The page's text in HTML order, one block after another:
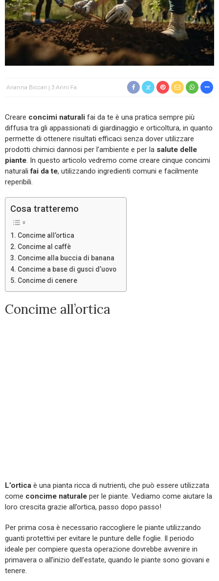
Arianna Biccari 3 Anni Fa
Creare concimi naturali fai da te è una pratica sempre più
diffusa tra gli appassionati di giardinaggio e orticoltura, in quanto
permette di ottenere risultati efficaci senza dover utilizzare
prodotti chimici dannosi per l’ambiente e per la salute delle
piante. In questo articolo vedremo come creare cinque concimi
naturalifai da te, utilizzando ingredienti comuni e facilmente
reperibili.
Cosa tratteremo
Concime all’ortica
Concime al caffè
Concime alla buccia di banana
Concime a base di gusci d’uovo
Concime di cenere
Concime all’ortica
L’ortica è una pianta ricca di nutrienti, che può essere utilizzata
come concime naturale per le piante. Vediamo come aiutare la
loro crescita grazie all’ortica, passo dopo passo!
Per prima cosa è necessario raccogliere le piante utilizzando
guanti protettivi per evitare le punture delle foglie. Il periodo
ideale per compiere questa operazione dovrebbe avvenire in
primavera o all’inizio dell’estate, quando le piante sono giovani e
tenere.